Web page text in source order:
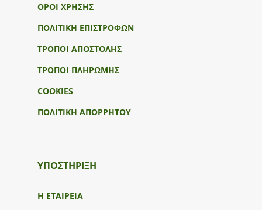
ΟΡΟΙ ΧΡΗΣΗΣ
ΠΟΛΙΤΙΚΗ ΕΠΙΣΤΡΟΦΩΝ
ΤΡΟΠΟΙ ΑΠΟΣΤΟΛΗΣ
ΤΡΟΠΟΙ ΠΛΗΡΩΜΗΣ
COOKIES
ΠΟΛΙΤΙΚΗ ΑΠΟΡΡΗΤΟΥ
ΥΠΟΣΤΉΡΙΞΗ
Η ΕΤΑΙΡΕΙΑ